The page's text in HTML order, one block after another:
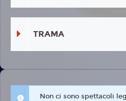
TRAMA
Non ci sono spettacoli